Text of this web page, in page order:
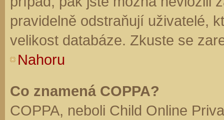
pravidelně odstraňují uživatelé,
velikost databáze. Zkuste se
Nahoru
Co znamená COPPA?
COPPA, neboli Child Online